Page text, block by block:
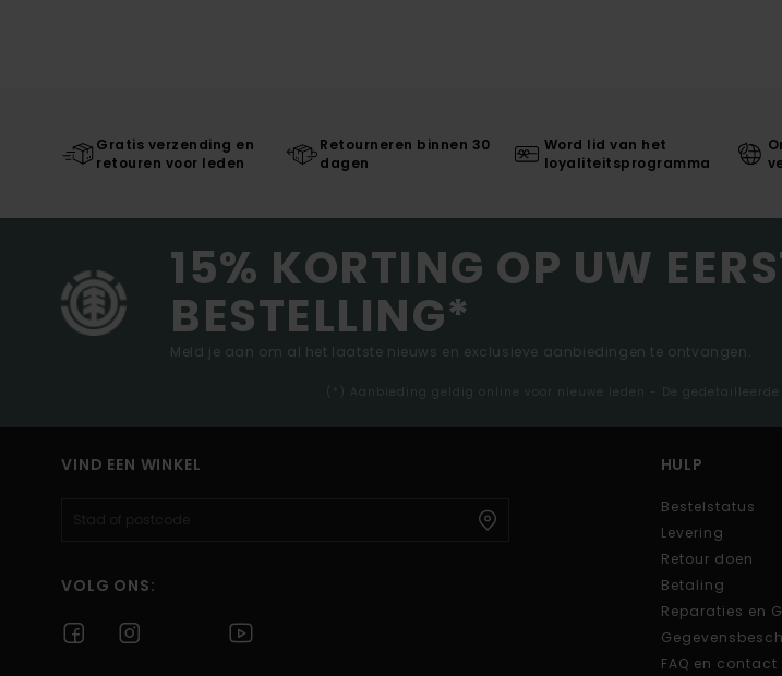
Gratis verzending en
retouren voor leden
Retourneren binnen 30
dagen
Word lid van het
loyaliteitsprogramma
15% KORTING OP UW
BESTELLING*
Meld je aan om al het laatste nieuws en exclusieve aanbiedingen te ontvangen.
(*) Aanbieding geldig online voor nieuwe leden - De
VIND EEN WINKEL
VOLG ONS:
HULP
Bestelstatus
Levering
Retour doen
Betaling
Reparaties en
FAQ en contact